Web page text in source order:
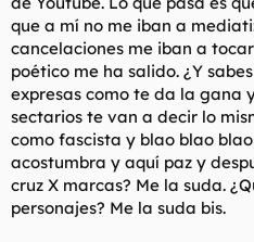
que a mí no me iban a
cancelaciones me iban a
poético me ha salido. ¿Y
expresas como te da la gana
sectarios te van a decir lo
como fascista y blao blao
acostumbra y aquí paz y
cruz X marcas? Me la suda.
personajes? Me la suda bis.